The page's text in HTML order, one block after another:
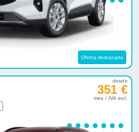
Oferta destacada
desde
351 €
mes / IVA incl.